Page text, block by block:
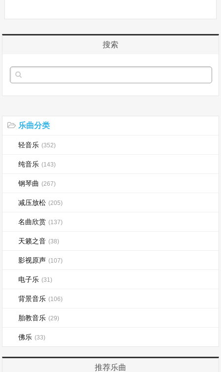
搜索
乐曲分类
轻音乐 (352)
纯音乐 (143)
钢琴曲 (267)
减压放松 (205)
名曲欣赏 (137)
天籁之音 (38)
影视原声 (107)
电子乐 (31)
背景音乐 (106)
胎教音乐 (29)
佛乐 (33)
推荐乐曲